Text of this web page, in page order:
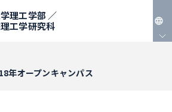
学理工学部 ／
工学研究科
年オープンキャンパス